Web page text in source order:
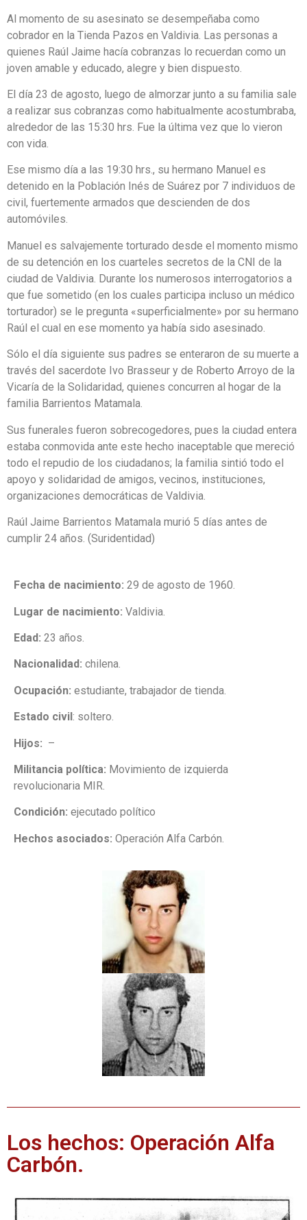
Al momento de su asesinato se desempeñaba como
cobrador en la Tienda Pazos en Valdivia. Las personas a
quienes Raúl Jaime hacía cobranzas lo recuerdan como un
joven amable y educado, alegre y bien dispuesto.
El día 23 de agosto, luego de almorzar junto a su familia sale
a realizar sus cobranzas como habitualmente acostumbraba,
alrededor de las 15:30 hrs. Fue la última vez que lo vieron
con vida.
Ese mismo día a las 19:30 hrs., su hermano Manuel es
detenido en la Población Inés de Suárez por 7 individuos de
civil, fuertemente armados que descienden de dos
automóviles.
Manuel es salvajemente torturado desde el momento mismo
de su detención en los cuarteles secretos de la CNI de la
ciudad de Valdivia. Durante los numerosos interrogatorios a
que fue sometido (en los cuales participa incluso un médico
torturador) se le pregunta «superficialmente» por su hermano
Raúl el cual en ese momento ya había sido asesinado.
Sólo el día siguiente sus padres se enteraron de su muerte a
través del sacerdote Ivo Brasseur y de Roberto Arroyo de la
Vicaría de la Solidaridad, quienes concurren al hogar de la
familia Barrientos Matamala.
Sus funerales fueron sobrecogedores, pues la ciudad entera
estaba conmovida ante este hecho inaceptable que mereció
todo el repudio de los ciudadanos; la familia sintió todo el
apoyo y solidaridad de amigos, vecinos, instituciones,
organizaciones democráticas de Valdivia.
Raúl Jaime Barrientos Matamala murió 5 días antes de
cumplir 24 años. (Suridentidad)
Fecha de nacimiento: 29 de agosto de 1960.
Lugar de nacimiento: Valdivia.
Edad: 23 años.
Nacionalidad: chilena.
Ocupación: estudiante, trabajador de tienda.
Estado civil : soltero.
Hijos: –
Militancia política: Movimiento de izquierda
revolucionaria MIR.
Condición: ejecutado político
Hechos asociados: Operación Alfa Carbón.
Los hechos: Operación Alfa
Carbón.